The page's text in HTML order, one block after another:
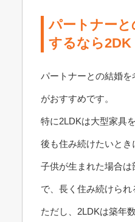
パートナー
するなら
パートナーとの結婚を
がおすすめです。
特に2LDKは大型家具
後も住み続けたいとき
子供が生まれた場合
で、長く住み続けられ
ただし、2LDKは築年